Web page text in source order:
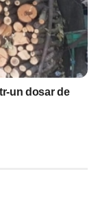
un dosar de